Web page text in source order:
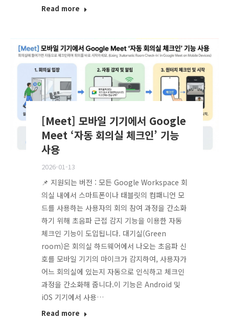
Read more
[Meet] 모바일 기기에서 Google
Meet ‘자동 회의실 체크인’ 기능
사용
2026-01-13
📌 지원되는 버전 : 모든 Google Workspace 회
의실 내에서 스마트폰이나 태블릿의 컴패니언 모
드를 사용하는 사용자의 회의 참여 과정을 간소화
하기 위해 초음파 근접 감지 기능을 이용한 자동
체크인 기능이 도입됩니다. 대기실(Green
room)은 회의실 하드웨어에서 나오는 초음파 신
호를 모바일 기기의 마이크가 감지하여, 사용자가
어느 회의실에 있는지 자동으로 인식하고 체크인
과정을 간소화해 줍니다.이 기능은 Android 및
iOS 기기에서 사용…
Read more